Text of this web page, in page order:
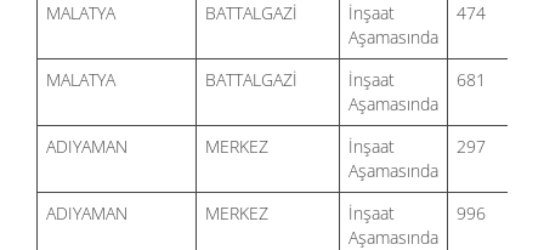
MALATYA BATTALGAZİ
İnşaat
Aşamasında
474
MALATYA BATTALGAZİ
İnşaat
Aşamasında
681
ADIYAMAN MERKEZ
İnşaat
Aşamasında
297
ADIYAMAN MERKEZ
İnşaat
Aşamasında
996